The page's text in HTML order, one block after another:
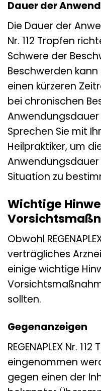
Dauer der
Die Dauer der
Nr. 112 Tropfen
Schwere der
Beschwerden
einen kürzeren
bei chronischen
Sprechen Sie mit
Heilpraktiker, um
Situation zu
Wichtige
Obwohl
verträgliches
einige wichtige
sollten.
Gegenanzeigen
REGENAPLEX Nr.
eingenommen
gegen einen der